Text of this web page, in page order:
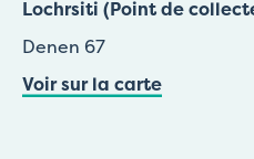
Lochrsiti (Point de
Denen 67
Voir sur la carte